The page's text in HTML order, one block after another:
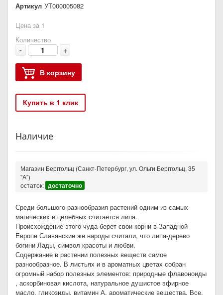
Артикул УТ000005082
Цена за 1
Количество
- +
В корзину
Купить в 1 клик
Наличие
Магазин Берггольц (Санкт-Петербург, ул. Ольги Берггольц, 35
"А")
остаток: достаточно
Среди большого разнообразия растений одним из самых
магических и целебных считается липа.
Происхождение этого чуда берет свои корни в Западной
Европе Славянские же народы считали, что липа-дерево
богини Лады, символ красоты и любви.
Содержание в растении полезных веществ самое
разнообразное. В листьях и в ароматных цветах собран
огромный набор полезных элементов: природные флавоноиды
, аскорбиновая кислота, натуральное душистое эфирное
масло, гликозиды, витамин А, ароматические вещества. Все,